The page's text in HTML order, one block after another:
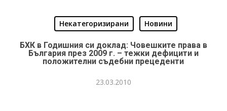
Некатегоризирани Новини
БХК в Годишния си доклад: Човешките права в
България през 2009 г. – тежки дефицити и
положителни съдебни прецеденти
23.03.2010